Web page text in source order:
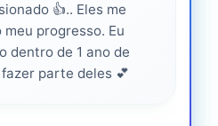
👍.. Eles me
progresso. Eu
dentro de 1 ano de
parte deles 💕